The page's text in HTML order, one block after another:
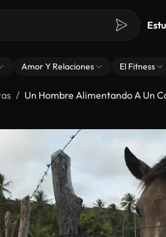
Amor Y Relaciones El Fitness
Un Hombre Alimentando A Un